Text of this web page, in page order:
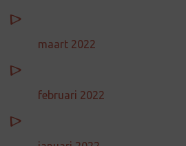
maart 2022
februari 2022